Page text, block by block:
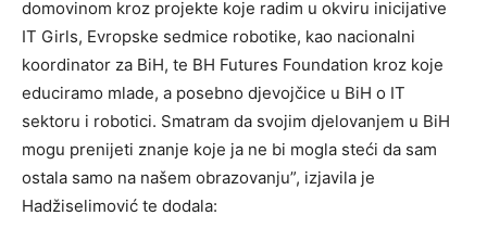
domovinom kroz projekte koje radim u okviru inicijative
IT Girls, Evropske sedmice robotike, kao nacionalni
koordinator za BiH, te BH Futures Foundation kroz koje
educiramo mlade, a posebno djevojčice u BiH o IT
sektoru i robotici. Smatram da svojim djelovanjem u BiH
mogu prenijeti znanje koje ja ne bi mogla steći da sam
ostala samo na našem obrazovanju”, izjavila je
Hadžiselimović te dodala: